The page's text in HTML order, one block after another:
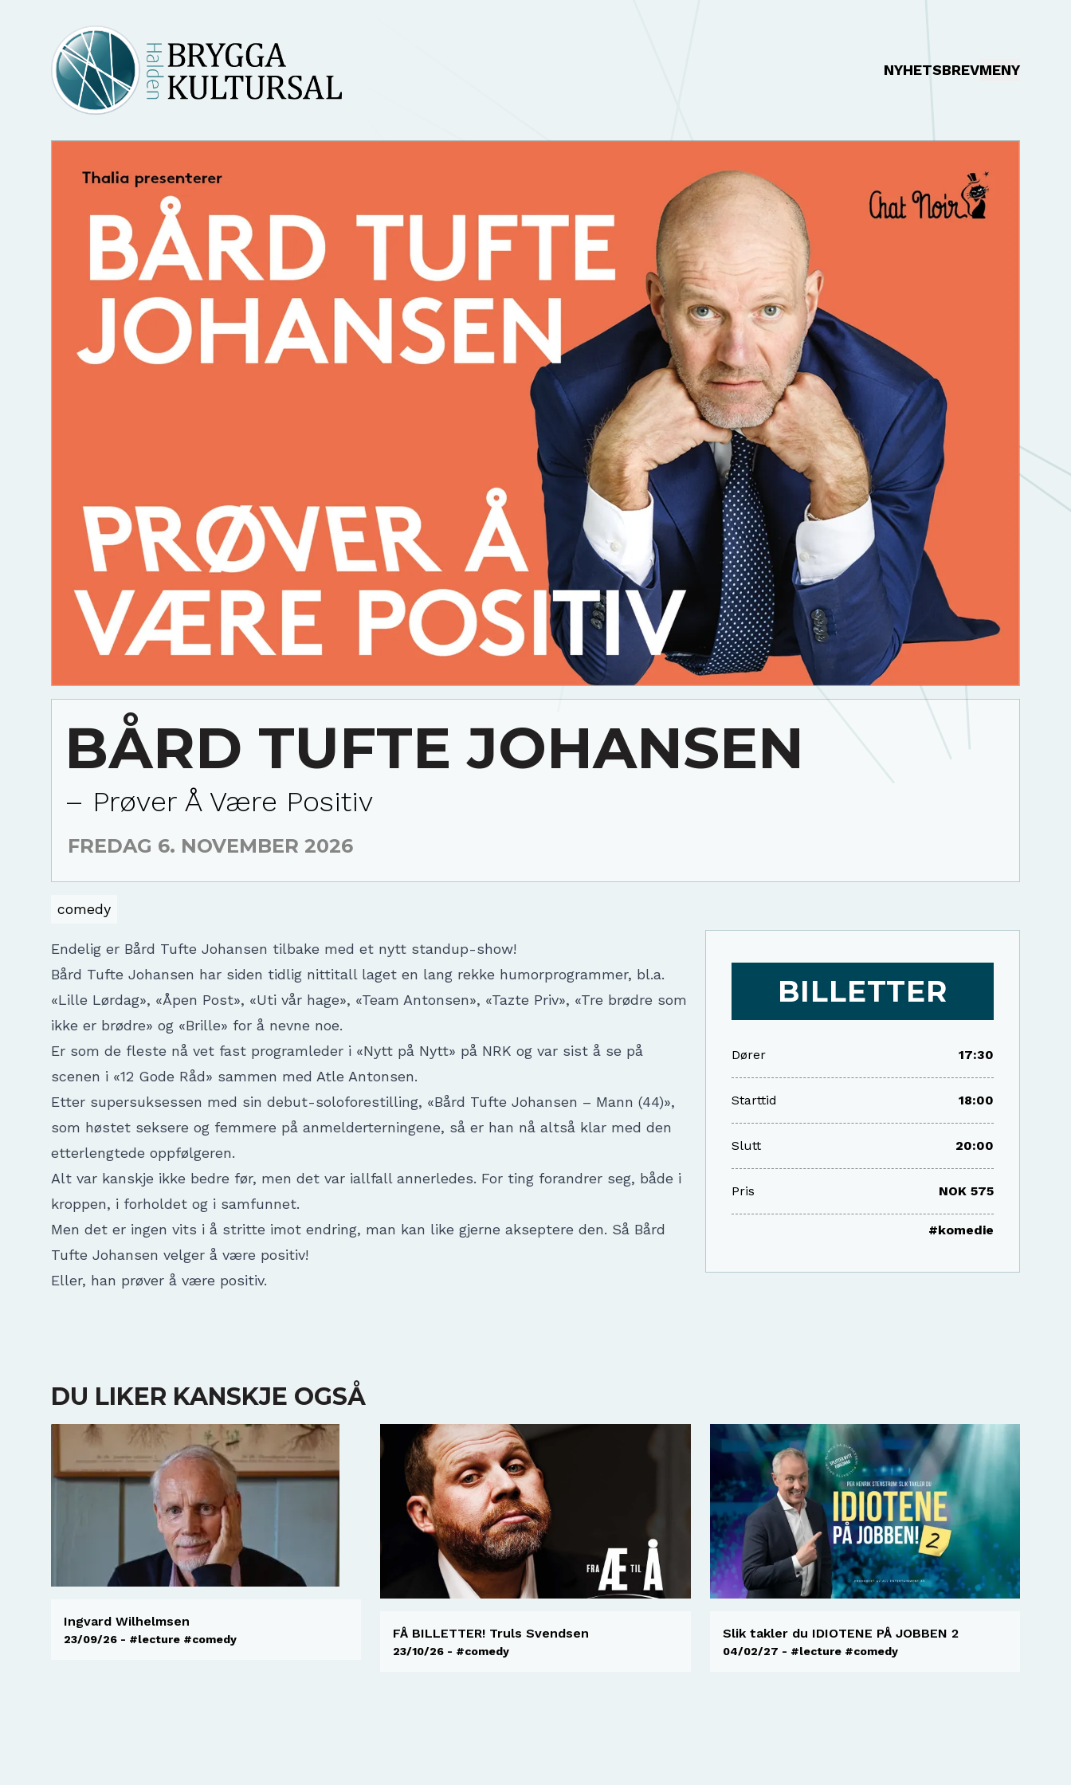
NYHETSBREVMENY
BÅRD TUFTE JOHANSEN
– Prøver Å Være Positiv
FREDAG 6. NOVEMBER 2026
comedy
Endelig er Bård Tufte Johansen tilbake med et nytt standup-show!
Bård Tufte Johansen har siden tidlig nittitall laget en lang rekke humorprogrammer, bl.a.
«Lille Lørdag», «Åpen Post», «Uti vår hage», «Team Antonsen», «Tazte Priv», «Tre brødre som
ikke er brødre» og «Brille» for å nevne noe.
Er som de fleste nå vet fast programleder i «Nytt på Nytt» på NRK og var sist å se på
scenen i «12 Gode Råd» sammen med Atle Antonsen.
Etter supersuksessen med sin debut-soloforestilling, «Bård Tufte Johansen – Mann (44)»,
som høstet seksere og femmere på anmelderterningene, så er han nå altså klar med den
etterlengtede oppfølgeren.
Alt var kanskje ikke bedre før, men det var iallfall annerledes. For ting forandrer seg, både i
kroppen, i forholdet og i samfunnet.
Men det er ingen vits i å stritte imot endring, man kan like gjerne akseptere den. Så Bård
Tufte Johansen velger å være positiv!
Eller, han prøver å være positiv.
BILLETTER
Dører 17:30
Starttid 18:00
Slutt 20:00
Pris NOK 575
#komedie
DU LIKER KANSKJE OGSÅ
Ingvard Wilhelmsen
23/09/26 - #lecture #comedy FÅ BILLETTER! Truls Svendsen
23/10/26 - #comedy
Slik takler du IDIOTENE PÅ JOBBEN 2
04/02/27 - #lecture #comedy